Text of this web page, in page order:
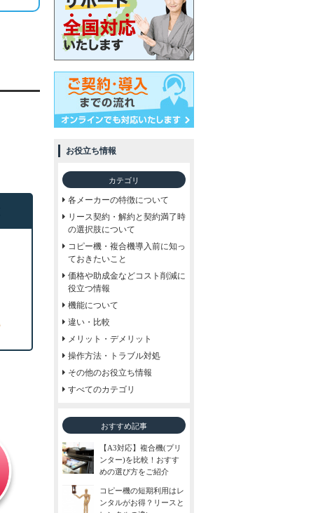
お役立ち情報
カテゴリ
各メーカーの特徴について
リース契約・解約と契約満了時
の選択肢について
コピー機・複合機導入前に知っ
ておきたいこと
価格や助成金などコスト削減に
役立つ情報
機能について
違い・比較
メリット・デメリット
操作方法・トラブル対処
その他のお役立ち情報
すべてのカテゴリ
おすすめ記事
【A3対応】複合機(プリ
ンター)を比較！おすす
めの選び方をご紹介
コピー機の短期利用はレ
ンタルがお得？リースと